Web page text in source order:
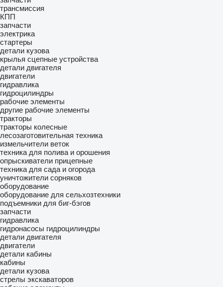
трансмиссия
КПП
запчасти
электрика
стартеры
детали кузова
крылья сцепные устройства
детали двигателя
двигатели
гидравлика
гидроцилиндры
рабочие элементы
другие рабочие элементы
тракторы
тракторы колесные
лесозаготовительная техника
измельчители веток
техника для полива и орошения
опрыскиватели прицепные
техника для сада и огорода
уничтожители сорняков
оборудование
оборудование для сельхозтехники
подъемники для биг-бэгов
запчасти
гидравлика
гидронасосы гидроцилиндры
детали двигателя
двигатели
детали кабины
кабины
детали кузова
стрелы экскаваторов